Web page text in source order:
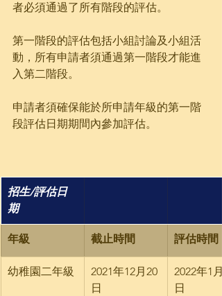
者必須通過了所有階段的評估。
第一階段的評估包括小組討論及小組活
動，所有申請者須通過第一階段才能進
入第二階段。
申請者須確保能於所申請年級的第一階
段評估日期期間內參加評估。
​招生/評估日
期
​年級 截止時間 ​評估時間
​幼稚園二年級
​2021年12月20
日
​2022年1月
日